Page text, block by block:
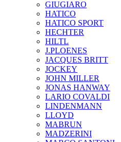
GIUGIARO
HATICO
HATICO SPORT
HECHTER
HILTL
J.PLOENES
JAСQUES BRITT
JOCKEY
JOHN MILLER
JONAS HANWAY
LARIO COVALDI
LINDENMANN
LLOYD
MABRUN
MADZERINI